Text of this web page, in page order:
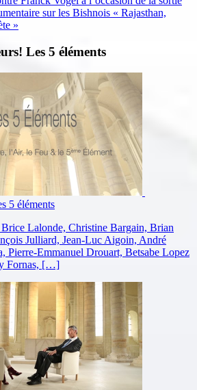
sur les Bishnois « Rajasthan,
»
Les 5 éléments
5 éléments
Lalonde, Christine Bargain, Brian
Julliard, Jean-Luc Aigoin, André
Pierre-Emmanuel Drouart, Betsabe Lopez
Fornas, […]